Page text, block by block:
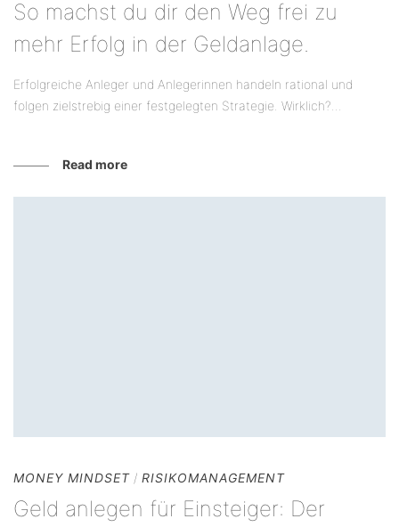
So machst du dir den Weg frei zu
mehr Erfolg in der Geldanlage.
Erfolgreiche Anleger und Anlegerinnen handeln rational und
folgen zielstrebig einer festgelegten Strategie. Wirklich?...
Read more
MONEY MINDSET / RISIKOMANAGEMENT
Geld anlegen für Einsteiger: Der